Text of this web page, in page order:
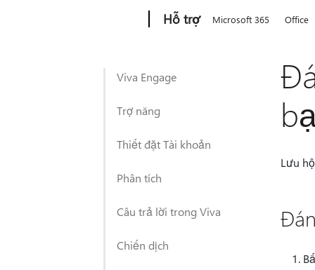
Hỗ trợ Microsoft 365 Office
Viva Engage
Trợ năng
Thiết đặt Tài khoản
Phân tích
Câu trả lời trong Viva
Chiến dịch
Lưu